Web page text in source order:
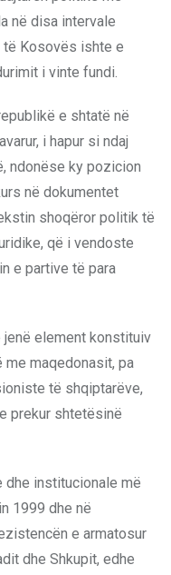
në disa intervale
Kosovës ishte e
i vinte fundi.
e shtatë në
i hapur si ndaj
ndonëse ky pozicion
në dokumentet
shoqëror politik të
që i vendoste
e partive të para
jenë element konstituiv
maqedonasit, pa
të shqiptarëve,
prekur shtetësinë
institucionale më
1999 dhe në
e armatosur
dhe Shkupit, edhe